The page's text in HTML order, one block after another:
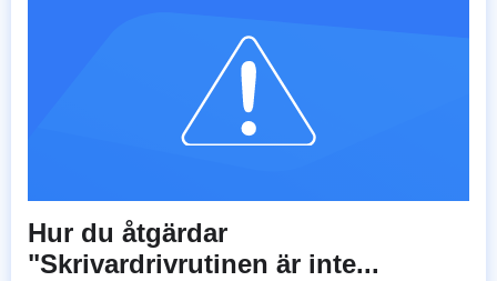
Hur du åtgärdar
"Skrivardrivrutinen är inte...